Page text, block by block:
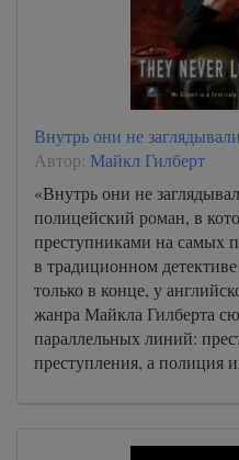
Внутрь они не заглядывали
Автор: Майкл Гилберт
«Внутрь они не
полицейский роман, в
преступниками на самых
в традиционном
только в конце, у
жанра Майкла Гилберта
параллельных линий:
преступления, а полиция